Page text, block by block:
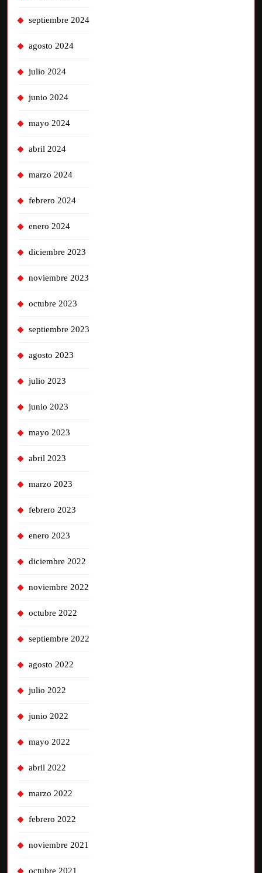
septiembre 2024
agosto 2024
julio 2024
junio 2024
mayo 2024
abril 2024
marzo 2024
febrero 2024
enero 2024
diciembre 2023
noviembre 2023
octubre 2023
septiembre 2023
agosto 2023
julio 2023
junio 2023
mayo 2023
abril 2023
marzo 2023
febrero 2023
enero 2023
diciembre 2022
noviembre 2022
octubre 2022
septiembre 2022
agosto 2022
julio 2022
junio 2022
mayo 2022
abril 2022
marzo 2022
febrero 2022
noviembre 2021
octubre 2021